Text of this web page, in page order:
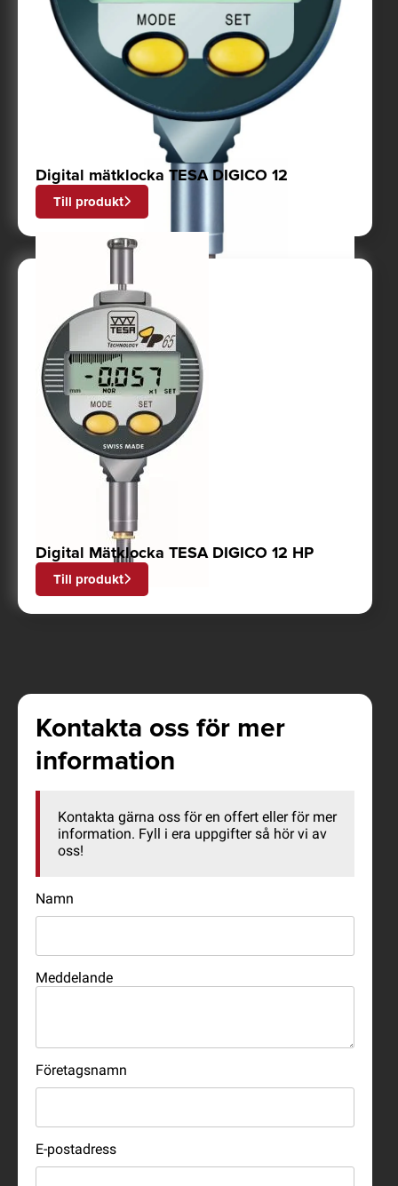
Digital mätklocka TESA DIGICO 12
Till produkt
Digital Mätklocka TESA DIGICO 12 HP
Till produkt
Kontakta oss för mer
information
Kontakta gärna oss för en offert eller för mer
information. Fyll i era uppgifter så hör vi av
oss!
Namn
Meddelande
Företagsnamn
E-postadress